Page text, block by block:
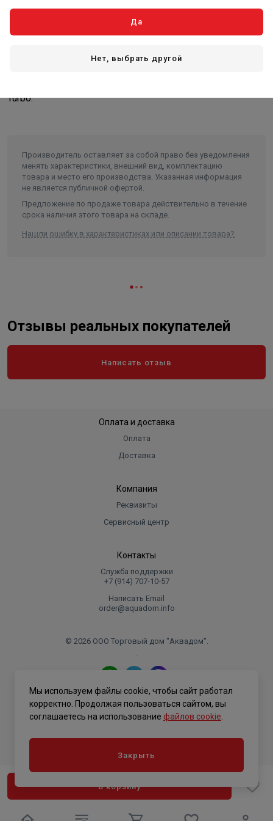
В корзину
Turbo.
Производитель оставляет за собой право без уведомления
менять характеристики, внешний вид, комплектацию
товара и место его производства. Указанная информация
не является публичной офертой.
Предложение по продаже товара действительно в течение
срока наличия этого товара на складе.
Нашли ошибку в характеристиках или описании товара?
Отзывы реальных покупателей
Написать отзыв
Оплата и доставка
Оплата
Доставка
Компания
Реквизиты
Сервисный центр
Контакты
Служба поддержки
+7 (914) 707‑10‑57
Написать Email
order@aquadom.info
© 2026 ООО Торговый дом "Аквадом".
.
Политика конфиденциальности
Да
Нет, выбрать другой
Мы используем файлы cookie, чтобы сайт работал
корректно. Продолжая пользоваться сайтом, вы
соглашаетесь на использование файлов cookie
Закрыть